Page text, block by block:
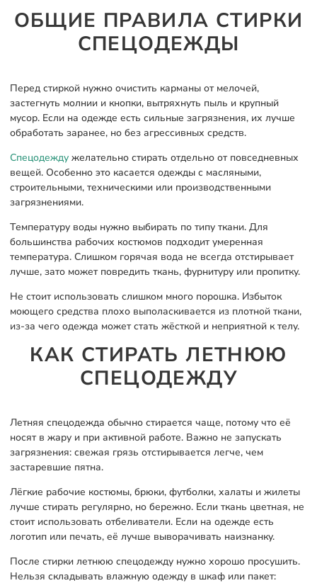
ОБЩИЕ ПРАВИЛА СТИРКИ
СПЕЦОДЕЖДЫ
Перед стиркой нужно очистить карманы от мелочей,
застегнуть молнии и кнопки, вытряхнуть пыль и крупный
мусор. Если на одежде есть сильные загрязнения, их лучше
обработать заранее, но без агрессивных средств.
Спецодежду желательно стирать отдельно от повседневных
вещей. Особенно это касается одежды с масляными,
строительными, техническими или производственными
загрязнениями.
Температуру воды нужно выбирать по типу ткани. Для
большинства рабочих костюмов подходит умеренная
температура. Слишком горячая вода не всегда отстирывает
лучше, зато может повредить ткань, фурнитуру или пропитку.
Не стоит использовать слишком много порошка. Избыток
моющего средства плохо выполаскивается из плотной ткани,
из-за чего одежда может стать жёсткой и неприятной к телу.
КАК СТИРАТЬ ЛЕТНЮЮ
СПЕЦОДЕЖДУ
Летняя спецодежда обычно стирается чаще, потому что её
носят в жару и при активной работе. Важно не запускать
загрязнения: свежая грязь отстирывается легче, чем
застаревшие пятна.
Лёгкие рабочие костюмы, брюки, футболки, халаты и жилеты
лучше стирать регулярно, но бережно. Если ткань цветная, не
стоит использовать отбеливатели. Если на одежде есть
логотип или печать, её лучше выворачивать наизнанку.
После стирки летнюю спецодежду нужно хорошо просушить.
Нельзя складывать влажную одежду в шкаф или пакет: